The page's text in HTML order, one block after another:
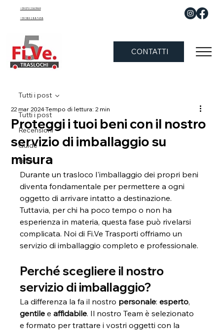
CONTATTI
+39 070 2063969
+39 389 288 7658
Tutti i post
Recensioni
Guide
Fi.Ve.
Tutti i post
Proteggi i tuoi beni con il nostro
servizio di imballaggio su
misura
22 mar 2024Tempo di lettura: 2 min
Durante un trasloco l'imballaggio dei propri beni
diventa fondamentale per permettere a ogni
oggetto di arrivare intatto a destinazione.
Tuttavia, per chi ha poco tempo o non ha
esperienza in materia, questa fase può rivelarsi
complicata. Noi di Fi.Ve Trasporti offriamo un
servizio di imballaggio completo e professionale.
Perché scegliere il nostro
servizio di imballaggio?
La differenza la fa il nostro personale: esperto,
gentile e affidabile. Il nostro Team è selezionato
e formato per trattare i vostri oggetti con la